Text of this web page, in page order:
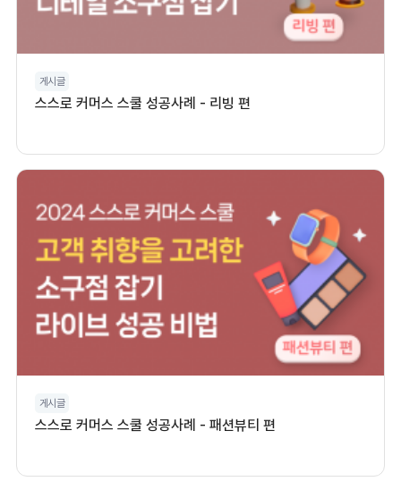
게시글
스스로 커머스 스쿨 성공사례 - 리빙 편
게시글
스스로 커머스 스쿨 성공사례 - 패션뷰티 편